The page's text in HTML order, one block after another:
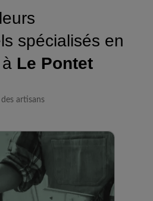
spécialisés en
à Le Pontet
des artisans